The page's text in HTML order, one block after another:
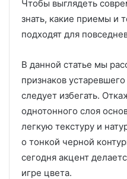
Чтобы выглядеть
знать, какие приемы и
подходят для
В данной статье мы
признаков
следует избегать.
однотонного слоя
легкую текстуру и
о тонкой черной
сегодня акцент
игре цвета.